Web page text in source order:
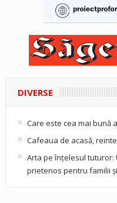
DIVERSE
Care este cea mai bună
Cafeaua de acasă,
Arta pe înțelesul tuturor:
prietenos pentru familii